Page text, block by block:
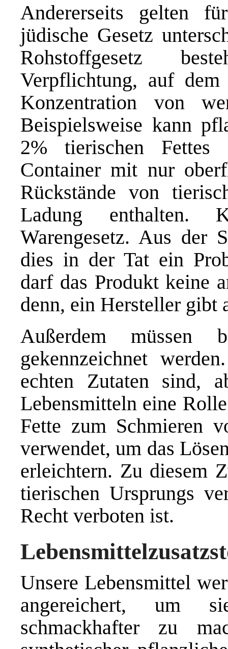
Andererseits gelten
jüdische Gesetz
Rohstoffgesetz
Verpflichtung, auf
Konzentration von
Beispielsweise kann
2% tierischen Fettes
Container mit nur
Rückstände von
Ladung enthalten.
Warengesetz. Aus der
dies in der Tat ein
darf das Produkt keine
denn, ein Hersteller gibt
Außerdem müssen
gekennzeichnet
echten Zutaten sind,
Lebensmitteln eine
Fette zum Schmieren
verwendet, um das
erleichtern. Zu diesem
tierischen Ursprungs
Recht verboten ist.
Unsere Lebensmittel
angereichert, um
schmackhafter zu